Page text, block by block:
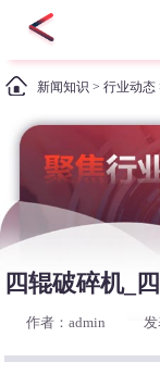
新闻知识 >行业动态
四辊破碎机_
作者：admin 发